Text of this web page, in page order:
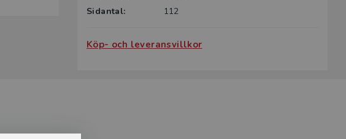
Sidantal:
112
Köp- och leveransvillkor